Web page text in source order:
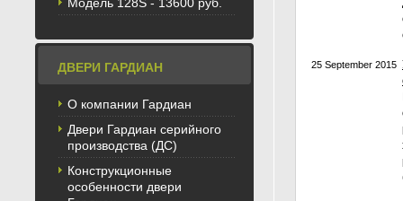
ДВЕРИ ГАРДИАН
О компании Гардиан
Двери Гардиан серийного
производства (ДС)
Конструкционные
особенности двери
25 September 2015